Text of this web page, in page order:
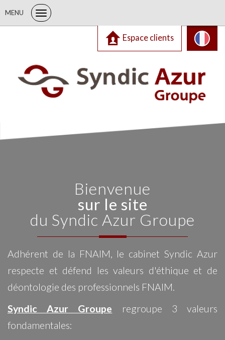
MENU
Espace clients
Bienvenue
sur le site
du Syndic Azur Groupe
Adhérent de la FNAIM, le cabinet Syndic Azur
respecte et défend les valeurs d'éthique et de
déontologie des professionnels FNAIM.
Syndic Azur Groupe regroupe 3 valeurs
fondamentales: